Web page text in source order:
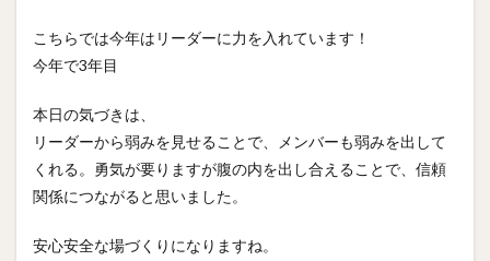
こちらでは今年はリーダーに力を入れています！
今年で3年目
本日の気づきは、
リーダーから弱みを見せることで、メンバーも弱みを出して
くれる。勇気が要りますが腹の内を出し合えることで、信頼
関係につながると思いました。
安心安全な場づくりになりますね。